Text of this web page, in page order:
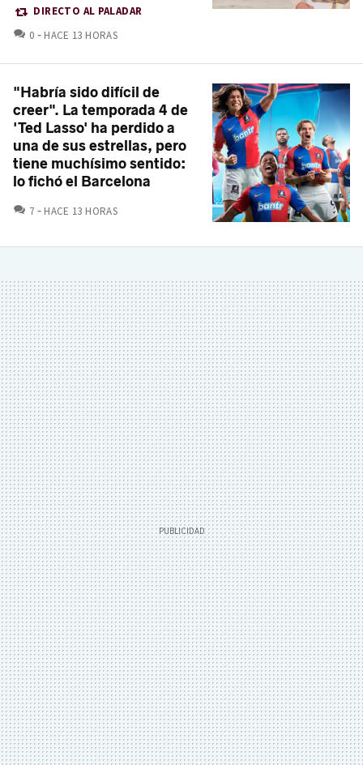
DIRECTO AL PALADAR
0 COMENTARIOS
HACE 13 HORAS
"Habría sido difícil de
creer". La temporada 4 de
'Ted Lasso' ha perdido a
una de sus estrellas, pero
tiene muchísimo sentido:
lo fichó el Barcelona
7 COMENTARIOS
HACE 13 HORAS